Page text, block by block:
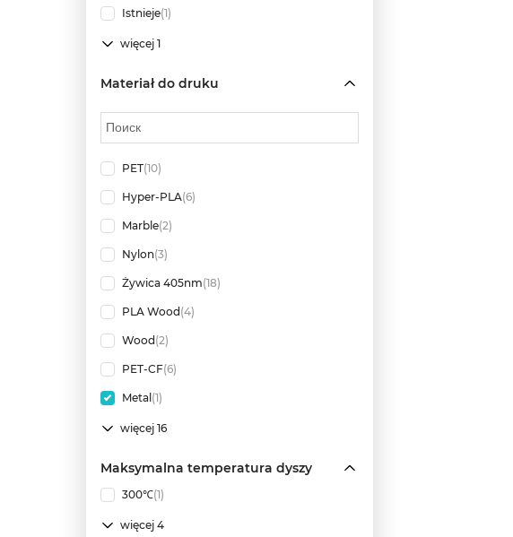
Istnieje(1)
więcej 1
Materiał do druku
PET(10)
Hyper-PLA(6)
Marble(2)
Nylon(3)
Żywica 405nm(18)
PLA Wood (4)
Wood (2)
PET-CF(6)
Metal (1)
więcej 16
Maksymalna temperatura dyszy
300℃(1)
więcej 4